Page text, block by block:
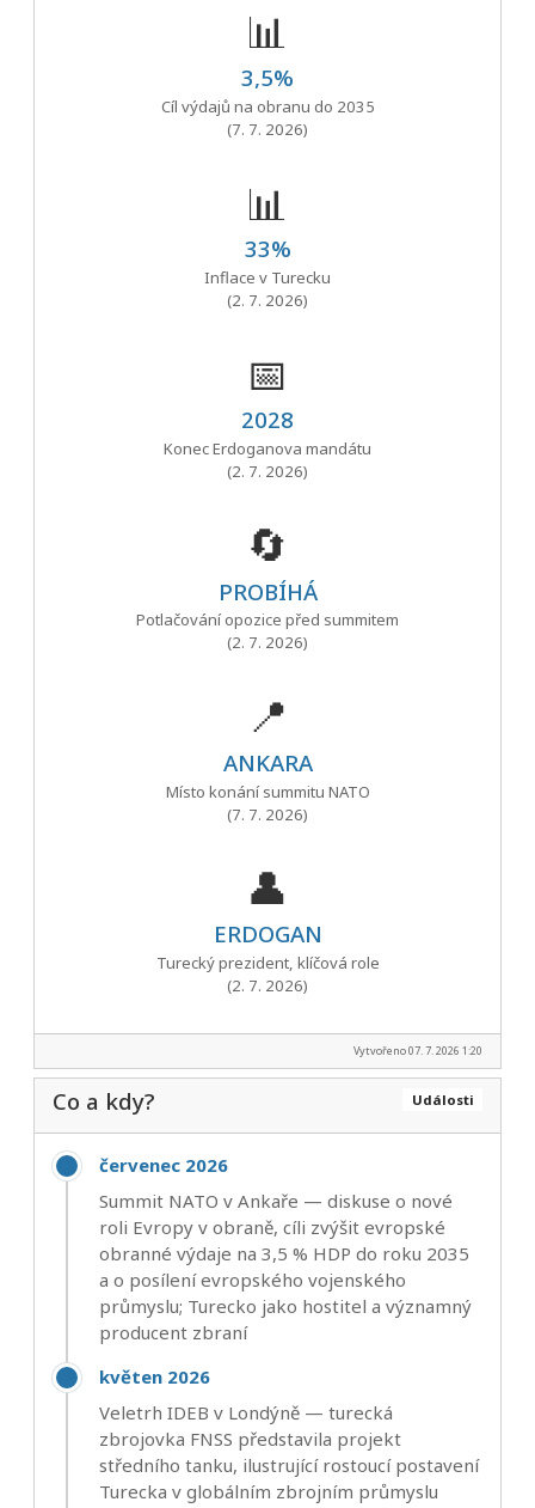
📊
3,5%
Cíl výdajů na obranu do 2035
(7. 7. 2026)
📊
33%
Inflace v Turecku
(2. 7. 2026)
📅
2028
Konec Erdoganova mandátu
(2. 7. 2026)
🔄
PROBÍHÁ
Potlačování opozice před summitem
(2. 7. 2026)
📍
ANKARA
Místo konání summitu NATO
(7. 7. 2026)
👤
ERDOGAN
Turecký prezident, klíčová role
(2. 7. 2026)
Vytvořeno 07. 7. 2026 1:20
Události
Co a kdy?
červenec 2026
Summit NATO v Ankaře — diskuse o nové
roli Evropy v obraně, cíli zvýšit evropské
obranné výdaje na 3,5 % HDP do roku 2035
a o posílení evropského vojenského
průmyslu; Turecko jako hostitel a významný
producent zbraní
květen 2026
Veletrh IDEB v Londýně — turecká
zbrojovka FNSS představila projekt
středního tanku, ilustrující rostoucí postavení
Turecka v globálním zbrojním průmyslu